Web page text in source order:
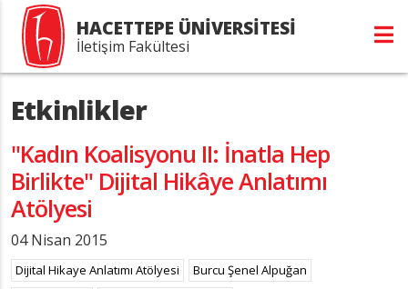
HACETTEPE ÜNİVERSİTESİ
İletişim Fakültesi
Etkinlikler
"Kadın Koalisyonu II: İnatla Hep
Birlikte" Dijital Hikâye Anlatımı
Atölyesi
04 Nisan 2015
Dijital Hikaye Anlatımı Atölyesi
Burcu Şenel Alpuğan